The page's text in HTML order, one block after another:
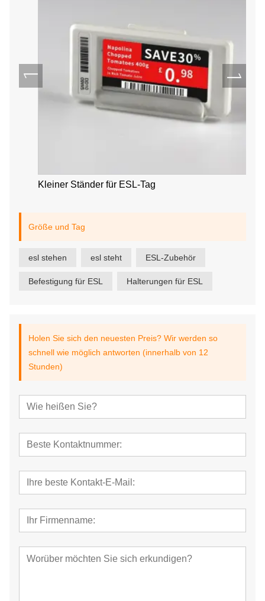
Kleiner Ständer für ESL-Tag
Größe und Tag
esl stehen esl steht ESL-Zubehör
Befestigung für ESL Halterungen für ESL
Holen Sie sich den neuesten Preis? Wir werden so
schnell wie möglich antworten (innerhalb von 12
Stunden)